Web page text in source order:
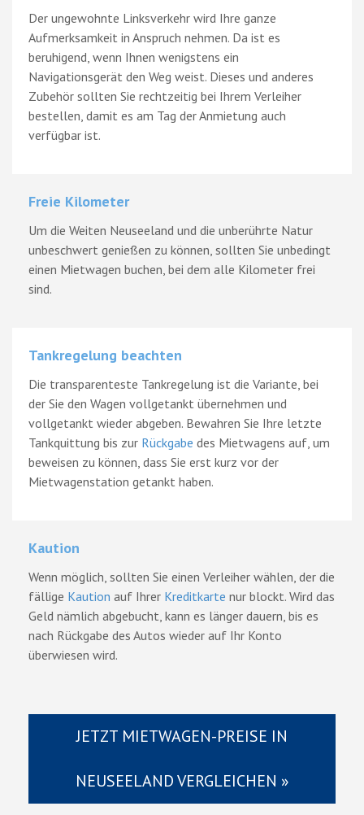
Der ungewohnte Linksverkehr wird Ihre ganze
Aufmerksamkeit in Anspruch nehmen. Da ist es
beruhigend, wenn Ihnen wenigstens ein
Navigationsgerät den Weg weist. Dieses und anderes
Zubehör sollten Sie rechtzeitig bei Ihrem Verleiher
bestellen, damit es am Tag der Anmietung auch
verfügbar ist.
Freie Kilometer
Um die Weiten Neuseeland und die unberührte Natur
unbeschwert genießen zu können, sollten Sie unbedingt
einen Mietwagen buchen, bei dem alle Kilometer frei
sind.
Tankregelung beachten
Die transparenteste Tankregelung ist die Variante, bei
der Sie den Wagen vollgetankt übernehmen und
vollgetankt wieder abgeben. Bewahren Sie Ihre letzte
Tankquittung bis zur Rückgabe des Mietwagens auf, um
beweisen zu können, dass Sie erst kurz vor der
Mietwagenstation getankt haben.
Kaution
Wenn möglich, sollten Sie einen Verleiher wählen, der die
fällige Kaution auf Ihrer Kreditkarte nur blockt. Wird das
Geld nämlich abgebucht, kann es länger dauern, bis es
nach Rückgabe des Autos wieder auf Ihr Konto
überwiesen wird.
JETZT MIETWAGEN-PREISE IN
NEUSEELAND VERGLEICHEN »